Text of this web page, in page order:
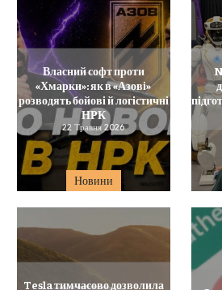
Новини
Власний софт проти
«Хмарки»: як в «Азові»
розводять бойові й логістичні
НРК
22 Травня 2026
Tesla тимчасово дозволила